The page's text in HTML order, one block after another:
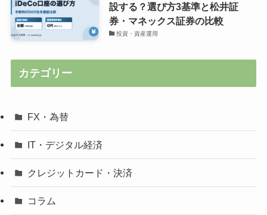
設する？選び方3基準と松井証
券・マネックス証券の比較
投資・資産運用
カテゴリー
FX・為替
IT・デジタル経済
クレジットカード・決済
コラム